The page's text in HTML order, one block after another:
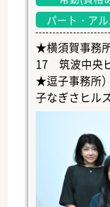
パート・ア
★横須賀事務
17 筑波中央
★逗子事務所
子なぎさヒル